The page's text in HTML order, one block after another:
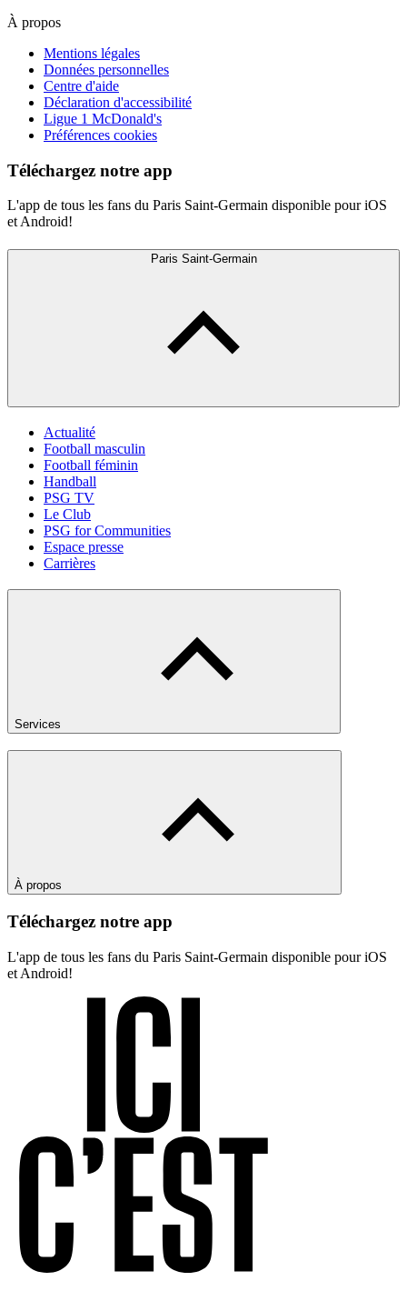
À propos
Mentions légales
Données personnelles
Centre d'aide
Déclaration d'accessibilité
Ligue 1 McDonald's
Préférences cookies
Téléchargez notre app
L'app de tous les fans du Paris Saint-Germain disponible pour iOS
et Android!
Paris Saint-Germain
Actualité
Football masculin
Football féminin
Handball
PSG TV
Le Club
PSG for Communities
Espace presse
Carrières
Services
À propos
Téléchargez notre app
L'app de tous les fans du Paris Saint-Germain disponible pour iOS
et Android!